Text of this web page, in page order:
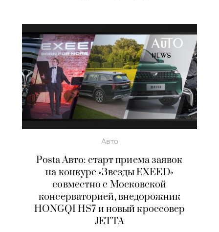
Авто
Posta Авто: старт приема заявок
на конкурс «Звезды EXEED»
совместно с Московской
консерваторией, внедорожник
HONGQI HS7 и новый кроссовер
JETTA